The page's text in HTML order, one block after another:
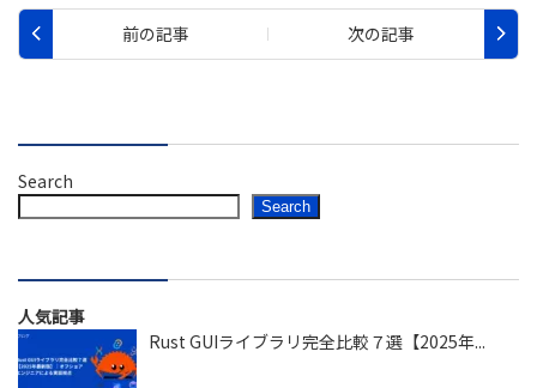
Search
Search
人気記事
Rust GUIライブラリ完全比較７選【2025年...